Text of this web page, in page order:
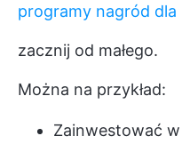
programy nagród
zacznij od małego.
Można na przykład:
Zainwestować